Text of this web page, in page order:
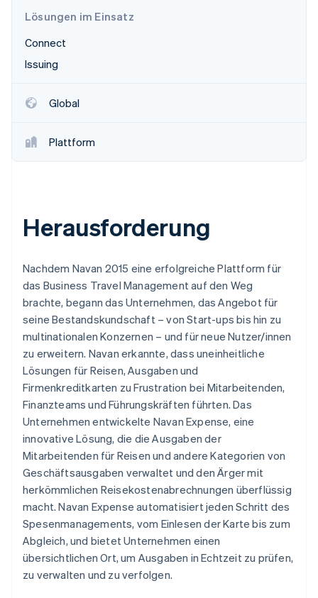
Lösungen im Einsatz
Connect
Issuing
Global
Plattform
Herausforderung
Nachdem Navan 2015 eine erfolgreiche Plattform für
das Business Travel Management auf den Weg
brachte, begann das Unternehmen, das Angebot für
seine Bestandskundschaft – von Start-ups bis hin zu
multinationalen Konzernen – und für neue Nutzer/innen
zu erweitern. Navan erkannte, dass uneinheitliche
Lösungen für Reisen, Ausgaben und
Firmenkreditkarten zu Frustration bei Mitarbeitenden,
Finanzteams und Führungskräften führten. Das
Unternehmen entwickelte Navan Expense, eine
innovative Lösung, die die Ausgaben der
Mitarbeitenden für Reisen und andere Kategorien von
Geschäftsausgaben verwaltet und den Ärger mit
herkömmlichen Reisekostenabrechnungen überflüssig
macht. Navan Expense automatisiert jeden Schritt des
Spesenmanagements, vom Einlesen der Karte bis zum
Abgleich, und bietet Unternehmen einen
übersichtlichen Ort, um Ausgaben in Echtzeit zu prüfen,
zu verwalten und zu verfolgen.